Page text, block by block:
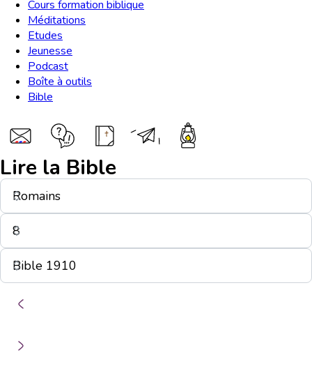
Cours formation biblique
Méditations
Etudes
Jeunesse
Podcast
Boîte à outils
Bible
Lire la Bible